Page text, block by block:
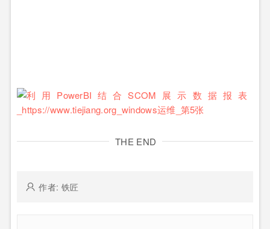
THE END
作者: 铁匠